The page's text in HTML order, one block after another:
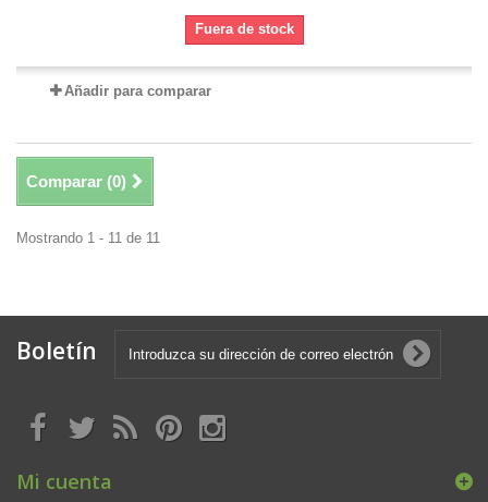
Fuera de stock
Añadir para comparar
Comparar (0)
Mostrando 1 - 11 de 11
Boletín
Mi cuenta